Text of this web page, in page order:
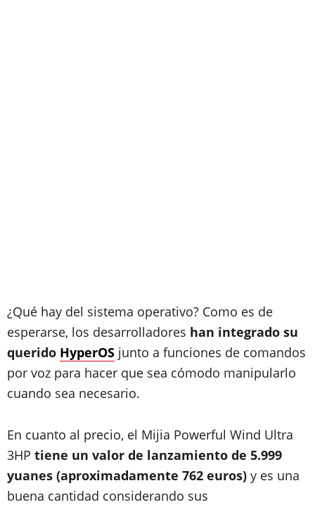
¿Qué hay del sistema operativo? Como es de
esperarse, los desarrolladores han integrado su
querido HyperOS junto a funciones de comandos
por voz para hacer que sea cómodo manipularlo
cuando sea necesario.
En cuanto al precio, el Mijia Powerful Wind Ultra
3HP tiene un valor de lanzamiento de 5.999
yuanes (aproximadamente 762 euros) y es una
buena cantidad considerando sus